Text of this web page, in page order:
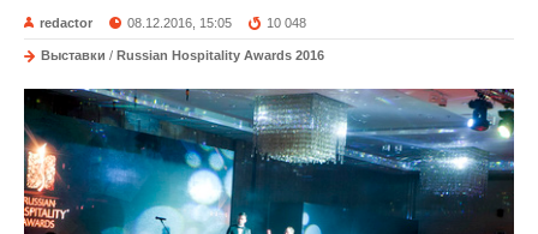
redactor 08.12.2016, 15:05 10 048
Выставки / Russian Hospitality Awards 2016